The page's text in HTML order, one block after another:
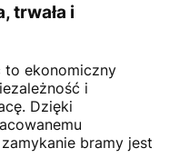
trwała i
to ekonomiczny
i
Dzięki
bramy jest